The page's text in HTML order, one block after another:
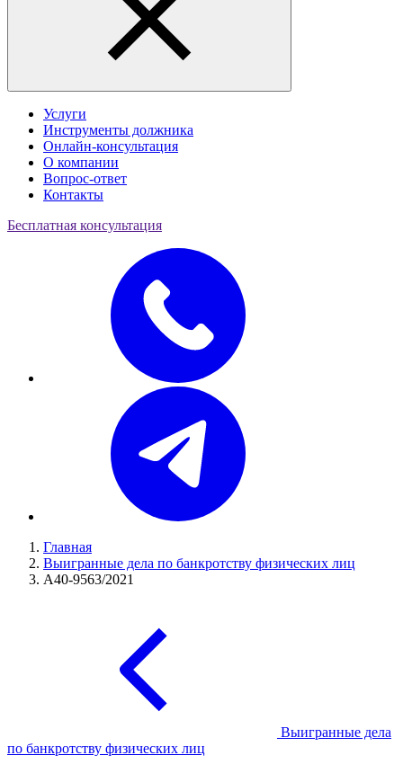
Услуги
Инструменты должника
Онлайн-консультация
О компании
Вопрос-ответ
Контакты
Бесплатная консультация
Главная
Выигранные дела по банкротству физических лиц
А40-9563/2021
Выигранные дела
по банкротству физических лиц